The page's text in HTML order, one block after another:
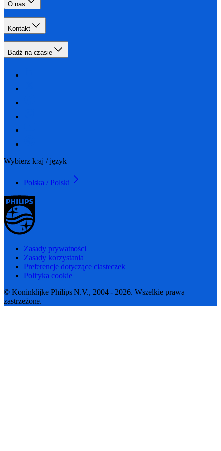
O nas
Kontakt
Bądź na czasie
Wybierz kraj / język
Polska / Polski
Zasady prywatności
Zasady korzystania
Preferencje dotyczące ciasteczek
Polityka cookie
© Koninklijke Philips N.V., 2004 - 2026. Wszelkie prawa
zastrzeżone.